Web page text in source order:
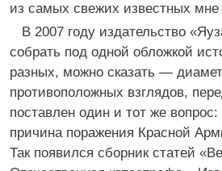
из самых свежих известных
В 2007 году издательство
собрать под одной обложкой
разных, можно сказать —
противоположных взглядов,
поставлен один и тот же
причина поражения Красной
Так появился сборник статей